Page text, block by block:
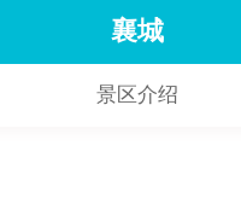
襄城
景区介绍